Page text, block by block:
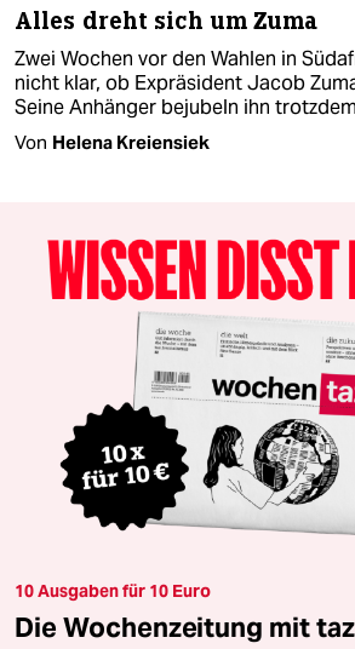
Alles dreht sich um Zuma
Zwei Wochen vor den Wahlen in
nicht klar, ob Expräsident Jacob
Seine Anhänger bejubeln ihn
Von Helena Kreiensiek
10 Ausgaben für 10 Euro
Die Wochenzeitung mit